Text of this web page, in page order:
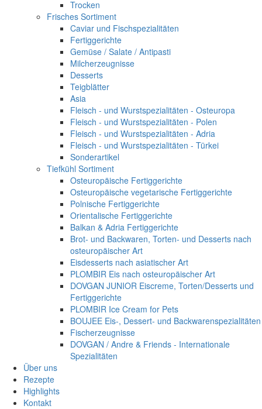
Trocken
Frisches Sortiment
Caviar und Fischspezialitäten
Fertiggerichte
Gemüse / Salate / Antipasti
Milcherzeugnisse
Desserts
Teigblätter
Asia
Fleisch - und Wurstspezialitäten - Osteuropa
Fleisch - und Wurstspezialitäten - Polen
Fleisch - und Wurstspezialitäten - Adria
Fleisch - und Wurstspezialitäten - Türkei
Sonderartikel
Tiefkühl Sortiment
Osteuropäische Fertiggerichte
Osteuropäische vegetarische Fertiggerichte
Polnische Fertiggerichte
Orientalische Fertiggerichte
Balkan & Adria Fertiggerichte
Brot- und Backwaren, Torten- und Desserts nach
osteuropäischer Art
Eisdesserts nach asiatischer Art
PLOMBIR Eis nach osteuropäischer Art
DOVGAN JUNIOR Eiscreme, Torten/Desserts und
Fertiggerichte
PLOMBIR Ice Cream for Pets
BOUJEE Eis-, Dessert- und Backwarenspezialitäten
Fischerzeugnisse
DOVGAN / Andre & Friends - Internationale
Spezialitäten
Über uns
Rezepte
Highlights
Kontakt